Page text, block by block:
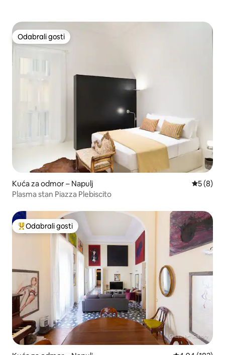
Odabrali gosti
Odabrali gosti
Kuća za odmor – Napulj
5 (8)
Plasma stan Piazza Plebiscito
Među najviše rangiranima s oznakom „Odabrali gosti”
Odabrali gosti